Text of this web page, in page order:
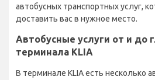
автобусных транспортных услуг,
доставить вас в нужное место.
Автобусные услуги от и до
терминала KLIA
В терминале KLIA есть несколько